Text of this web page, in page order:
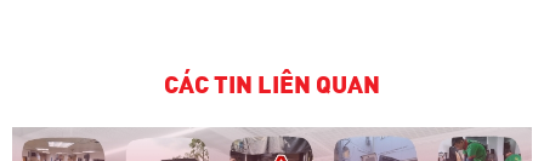
CÁC TIN LIÊN QUAN